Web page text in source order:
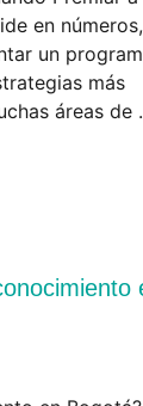
en
un
más
áreas de